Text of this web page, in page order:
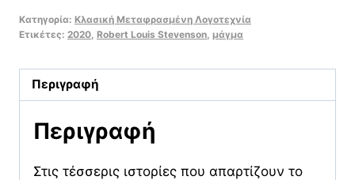
Μαχαραγιά
Κατηγορία: Κλασική Μεταφρασμένη Λογοτεχνία
Ετικέτες: 2020 Robert Louis Stevenson μάγμα
Περιγραφή
Περιγραφή
Στις τέσσερις ιστορίες που απαρτίζουν το